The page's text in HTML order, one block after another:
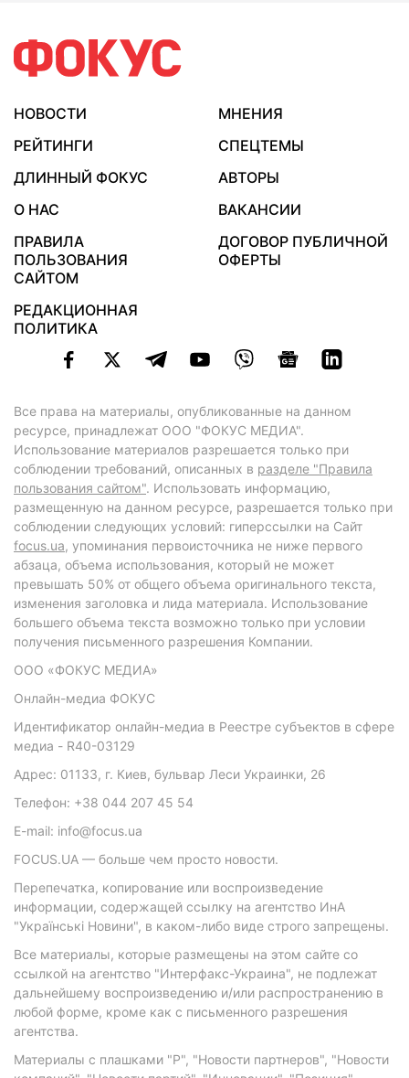
НОВОСТИ
МНЕНИЯ
РЕЙТИНГИ
СПЕЦТЕМЫ
ДЛИННЫЙ ФОКУС
АВТОРЫ
О НАС
ВАКАНСИИ
ПРАВИЛА
ПОЛЬЗОВАНИЯ
САЙТОМ
ДОГОВОР ПУБЛИЧНОЙ
ОФЕРТЫ
РЕДАКЦИОННАЯ
ПОЛИТИКА
Все права на материалы, опубликованные на данном
ресурсе, принадлежат ООО "ФОКУС МЕДИА".
Использование материалов разрешается только при
соблюдении требований, описанных в разделе "Правила
пользования сайтом". Использовать информацию,
размещенную на данном ресурсе, разрешается только при
соблюдении следующих условий: гиперссылки на Сайт
focus.ua, упоминания первоисточника не ниже первого
абзаца, объема использования, который не может
превышать 50% от общего объема оригинального текста,
изменения заголовка и лида материала. Использование
большего объема текста возможно только при условии
получения письменного разрешения Компании.
ООО «ФОКУС МЕДИА»
Онлайн-медиа ФОКУС
Идентификатор онлайн-медиа в Реестре субъектов в сфере
медиа - R40-03129
Адрес: 01133, г. Киев, бульвар Леси Украинки, 26
Телефон: +38 044 207 45 54
E-mail: info@focus.ua
FOCUS.UA — больше чем просто новости.
Перепечатка, копирование или воспроизведение
информации, содержащей ссылку на агентство ИнА
"Українські Новини", в каком-либо виде строго запрещены.
Все материалы, которые размещены на этом сайте со
ссылкой на агентство "Интерфакс-Украина", не подлежат
дальнейшему воспроизведению и/или распространению в
любой форме, кроме как с письменного разрешения
агентства.
Материалы с плашками "Р", "Новости партнеров", "Новости